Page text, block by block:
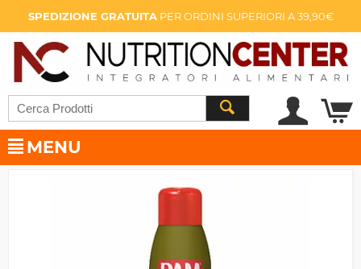
SPEDIZIONE GRATUITAPER ORDINI SUPERIORI A 39,90€
MENU